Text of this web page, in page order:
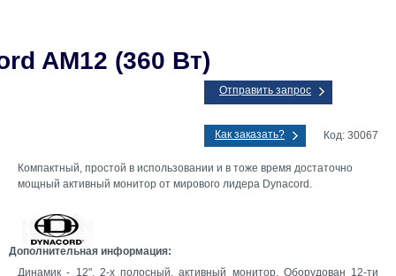
AM12 (360 Вт)
Отправить запрос
Как заказать? Код: 30067
Компактный, простой в использовании и в тоже время достаточно
мощный активный монитор от мирового лидера Dynacord.
Дополнительная информация:
Динамик - 12", 2-х полосный, активный монитор. Оборудован 12-ти